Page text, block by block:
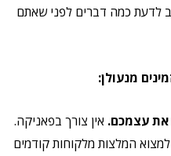
לדעת כמה דברים לפני שאתם
מנעולן:
את עצמכם. אין צורך בפאניקה.
למצוא המלצות מלקוחות קודמים